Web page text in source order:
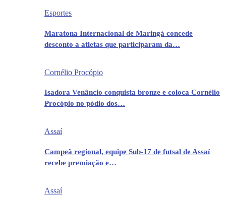
Esportes
Maratona Internacional de Maringá concede
desconto a atletas que participaram da…
Cornélio Procópio
Isadora Venâncio conquista bronze e coloca Cornélio
Procópio no pódio dos…
Assaí
Campeã regional, equipe Sub-17 de futsal de Assaí
recebe premiação e…
Assaí